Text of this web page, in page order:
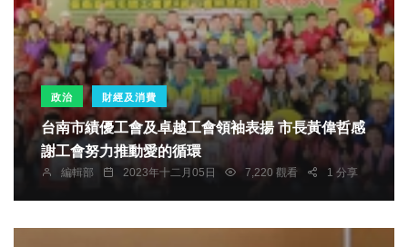
政治 財經及消費
台南市績優工會及卓越工會領袖表揚 市長黃偉哲感
謝工會努力推動愛的循環
編輯部 2023年十二月05日 7,220 觀看 1 分享